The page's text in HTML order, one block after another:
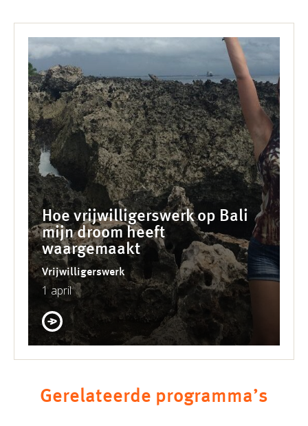
Hoe vrijwilligerswerk op Bali
mijn droom heeft
waargemaakt
Vrijwilligerswerk
1 april
Gerelateerde programma’s